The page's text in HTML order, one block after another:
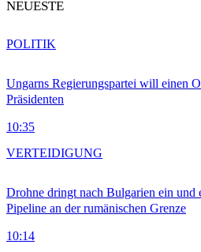
NEUESTE
Ungarns Regierungspartei will einen
Präsidenten
10:35
POLITIK
Drohne dringt nach Bulgarien ein und
Pipeline an der rumänischen Grenze
10:14
VERTEIDIGUNG